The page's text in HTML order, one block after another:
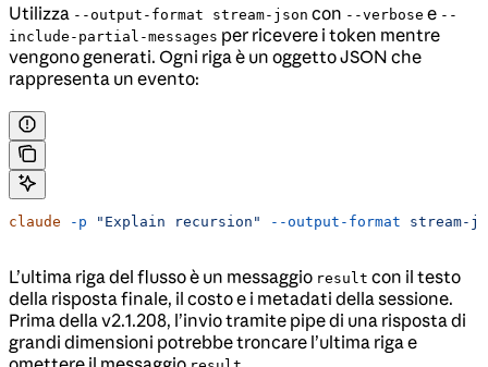
Utilizza --output-format stream-json con --verbose e --
include-partial-messages per ricevere i token mentre
vengono generati. Ogni riga è un oggetto JSON che
rappresenta un evento:
claude -p "Explain recursion" --output-format stream-
L’ultima riga del flusso è un messaggio result con il testo
della risposta finale, il costo e i metadati della sessione.
Prima della v2.1.208, l’invio tramite pipe di una risposta di
grandi dimensioni potrebbe troncare l’ultima riga e